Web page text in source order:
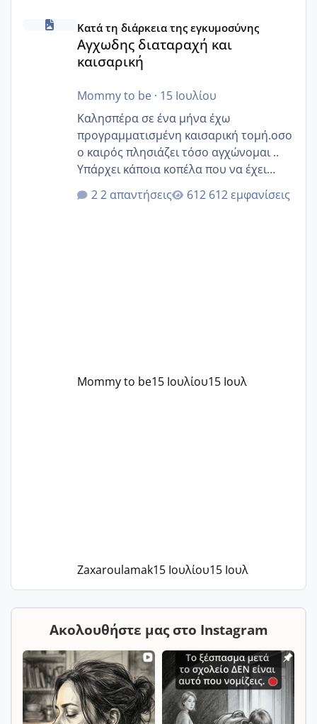
Αγχωδης διαταραχή και καισαρική
Κατά τη διάρκεια της εγκυμοσύνης
Αγχωδης διαταραχή και
καισαρική
Mommy to be· 15 Ιουλίου
Καλησπέρα σε ένα μήνα έχω
προγραμματισμένη καισαρική τομή.οσο
ο καιρός πλησιάζει τόσο αγχώνομαι ..
Υπάρχει κάποια κοπέλα που να έχει
παρόμοιο ιστορικό να μας πει την
εμπειρία της;Να σημειώσω είναι η
2 απαντήσεις 612 εμφανίσεις
Mommy to be15 Ιουλίου15 Ιουλ
Zaxaroulamak15 Ιουλίου15 Ιουλ
Ακολουθήστε μας στο Instagram